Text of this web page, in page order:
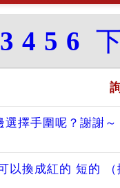
3 4 5 6
擇手圍呢？謝謝～
以換成紅的 短的